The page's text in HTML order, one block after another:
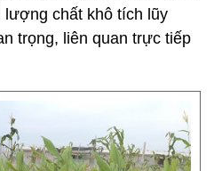
lượng chất khô tích lũy
trọng, liên quan trực tiếp